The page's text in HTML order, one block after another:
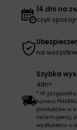
14 dni na
czyli
na
Szybka
48h*
* W
kuriera
produktów w
informujemy,
wydłużeniu o